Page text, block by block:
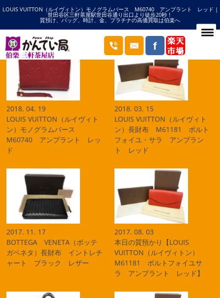
LOUIS VUITTON（ルイヴィトン）モノグラムバース M60740 アンプラント レッド |
世田谷区三軒茶屋駅世田谷通り出口より徒歩20秒！
質預け、バッグ、時計、金、プラチナの高価買取は伯楽へ
HOME アンプラントの記事一覧
ブログ
2018. 04. 19
LOUIS VUITTON（ルイヴィト
ン）モノグラムバース
M60740 アンプラント レッ
ド
2018. 03. 15
LOUIS VUITTON（ルイヴィト
ン）長財布 M61181 ポルト
フォイユ・サラ アンプラン
ト レッド
2017. 11. 17
BOTTEGA VENETA（ボッテ
ガベネタ）長財布 イントレチ
ャート ブラック レザー
2017. 08. 03
本日の質預かり【LOUIS
VUITTON（ルイヴィトン）
M61181 ポルトフォイユサ
ラ アンプラント レッド】